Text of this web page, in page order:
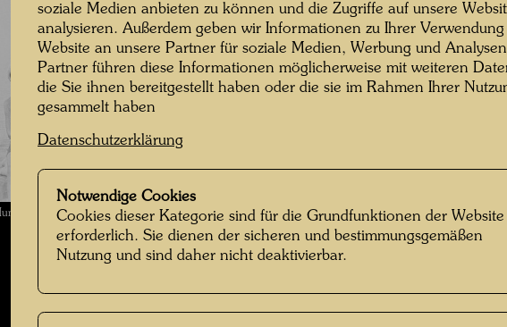
mit seiner Mutter am Meer , Fotograf: Unbekannt
Unknown © Hundertwasser Archiv
Die
soziale Medien anbieten zu können und die Zugriffe auf unsere
analysieren. Außerdem geben wir Informationen zu Ihrer Verwendung
Website an unsere Partner für soziale Medien, Werbung und
Partner führen diese Informationen möglicherweise mit weiteren
die Sie ihnen bereitgestellt haben oder die sie im Rahmen Ihrer
gesammelt haben
Datenschutzerklärung
Notwendige Cookies
Cookies dieser Kategorie sind für die Grundfunktionen der Website
erforderlich. Sie dienen der sicheren und bestimmungsgemäßen
Nutzung und sind daher nicht deaktivierbar.